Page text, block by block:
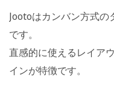
Jootoはカンバン方式
です。
直感的に使えるレイア
インが特徴です。